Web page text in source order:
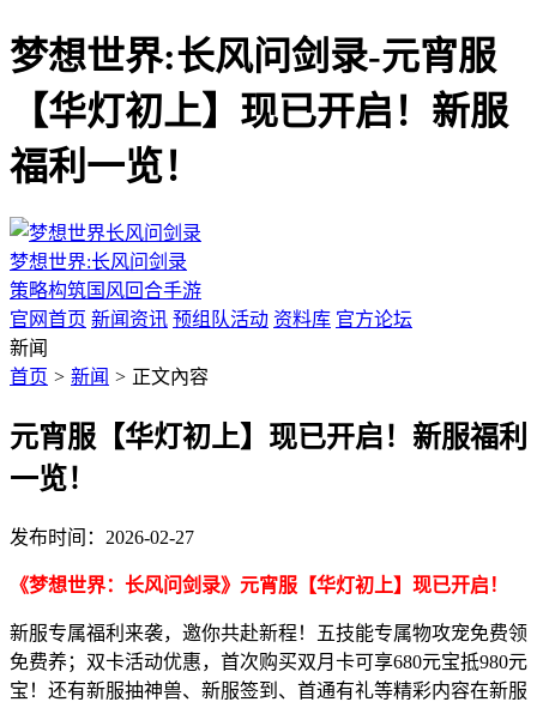
梦想世界:长风问剑录-元宵服
【华灯初上】现已开启！新服
福利一览！
梦想世界:长风问剑录
策略构筑国风回合手游
官网首页 新闻资讯 预组队活动 资料库 官方论坛
新闻
首页 > 新闻 > 正文內容
元宵服【华灯初上】现已开启！新服福利
一览！
发布时间：2026-02-27
《梦想世界：长风问剑录》元宵服【华灯初上】现已开启！
新服专属福利来袭，邀你共赴新程！五技能专属物攻宠免费领
免费养；双卡活动优惠，首次购买双月卡可享680元宝抵980元
宝！还有新服抽神兽、新服签到、首通有礼等精彩内容在新服